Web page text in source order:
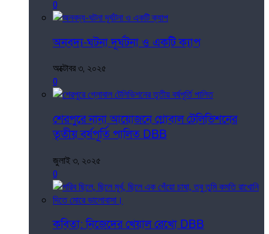
0
অনবদ্য-ঘটনা দূর্ঘটনা ও একটি ক্যাপ
অক্টোবর ৩, ২০২৫
0
শেরপুরে নানা আয়োজনে গ্লোবাল টেলিভিশনের
তৃতীয় বর্ষপূর্তি পালিত DBB
জুলাই ৩, ২০২৫
0
কবিতা: নিজেদের খেয়াল রেখো DBB